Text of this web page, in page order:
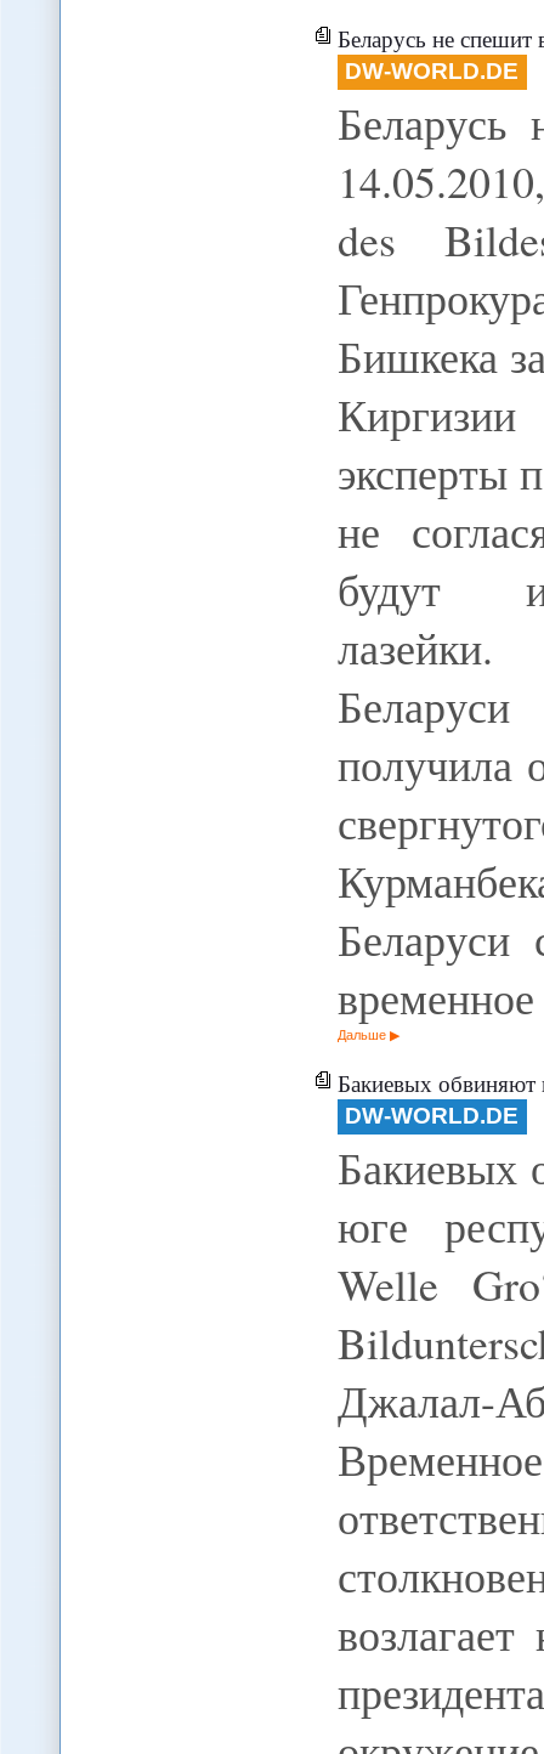
Беларусь не спешит
DW-WORLD.DE
Беларусь
des
Бишкека
эксперты
не
будут
лазейки.
получила
Беларуси
Дальше
Бакиевых обвиняют
DW-WORLD.DE
Бакиевых
юге
Welle
Джалал-